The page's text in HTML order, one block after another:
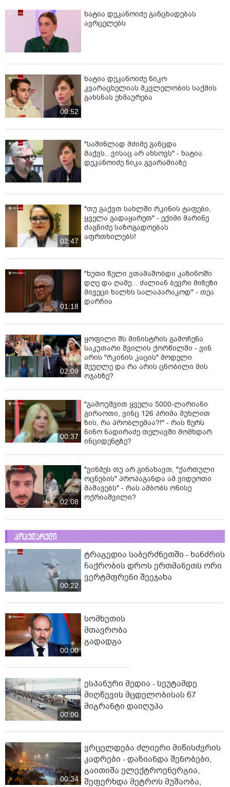
ხატია დეკანოიძე განცხადებას
ავრცელებს
00:52
ხატია დეკანოიძე ნიკო
კვარაცხელიას მკვლელობის საქმის
გახსნას ეხმაურება
"საშინლად მძიმე განცდა
მაქვს...ვისაც არ ახსოვს" - ხატია
დეკანოიძე ნიკა გვარამიაზე
02:47
"თუ გაქვთ სახლში რკინის ტაფები,
ყველა გადაყარეთ" - ექიმი მარინე
ძაგნიძე საზოგადოებას
აფრთხილებს!
01:18
"ხუთი წელი ვთამაშობდი კაზინოში
დღე და ღამე... ძალიან ბევრი მიზეზი
მივეცი ხალხს სალაპარაკოდ" - თეა
დარჩია
02:09
ყოფილი შს მინისტრის გამოჩენა
საკუთარი შვილის ქორწილში - ვინ
არის "რკინის კაცის" მოდელი
მეუღლე და რა არის ცნობილი მის
ოჯახზე?
00:37
"გამოუშვით ყველა 5000-ლარიანი
გირაოთი, ვინც 126 პრიმა მუხლით
ზის, რა პრობლემაა?!" - რას წერს
ნინო ნადირაძე თელავში მომხდარ
ინციდენტზე?
02:08
"ვინმეს თუ არ გინახავთ, "ქართული
ოცნების" პროპაგანდა ამ ვიდეოთი
მაშავებს" - რას ამბობს ონისე
ოქრიაშვილი?
პოპულარული
00:22
ტრაგედია საბერძნეთში - ხანძრის
ჩაქრობის დროს ერთმანეთს ორი
ვერტმფრენი შეეჯახა
00:00
სომხეთის
მთავრობა
გადადგა
00:00
ესპანური მედია - სეუტამდე
მიღწევის მცდელობისას 67
მიგრანტი დაიღუპა
00:34
ვრცელდება ძლიერი მიწისძვრის
კადრები - დაზიანდა შენობები,
გაითიშა ელექტროენერგია,
შეფერხდა მეტროს მუშაობა,